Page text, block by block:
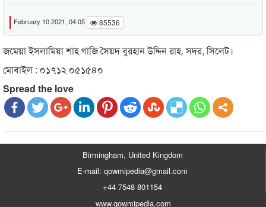
February 10 2021, 04:05 85536
জমেয়া ইসলামিয়া শাহ গাজি সৈয়দ বুরহান উদ্দিন রাহ. সদর, সিলেট।
মোবাইল : ০১৭১২ ০৫১৫৪০
Spread the love
Birmingham, United Kingdom
E-mail: qowmipedia@gmail.com
+44 7548 801154
www.qowmipedia.com